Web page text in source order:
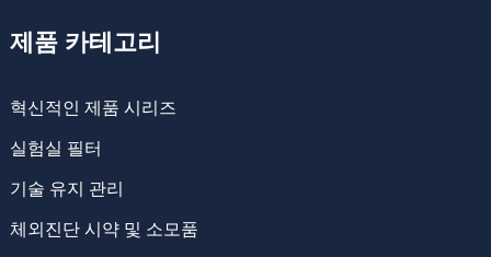
제품 카테고리
혁신적인 제품 시리즈
실험실 필터
기술 유지 관리
체외진단 시약 및 소모품